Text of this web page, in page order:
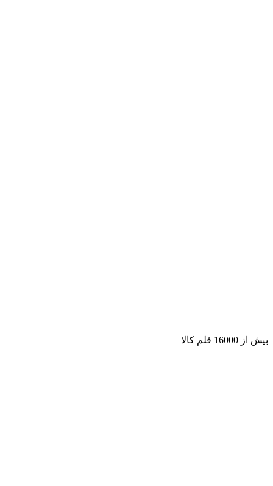
بیش از 16000 قلم کالا